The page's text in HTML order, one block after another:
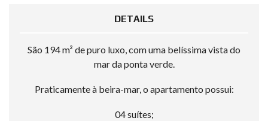
DETAILS
São 194 m² de puro luxo, com uma belíssima vista do
mar da ponta verde.
Praticamente à beira-mar, o apartamento possui:
04 suítes;